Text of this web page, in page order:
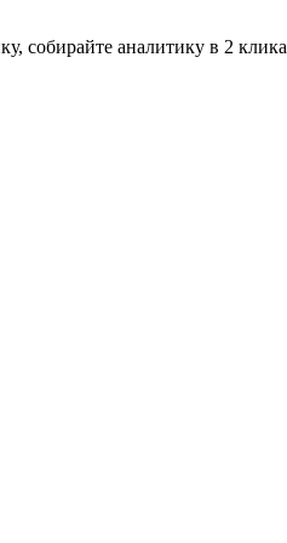
собирайте аналитику в 2 клика